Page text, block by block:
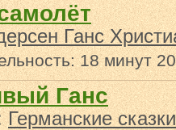
Ганс
18 минут
Ганс
Германские сказки